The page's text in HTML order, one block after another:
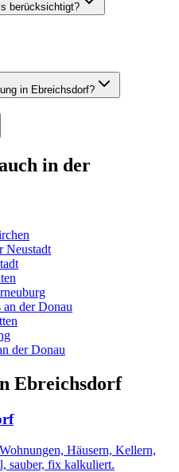
berücksichtigt?
in Ebreichsdorf?
in der
Neustadt
an der Donau
der Donau
Ebreichsdorf
Häusern, Kellern,
sauber, fix kalkuliert.